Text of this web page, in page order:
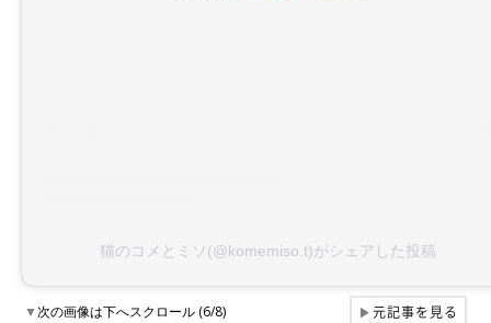
猫のコメとミソ(@komemiso.t)がシェアした投稿
▼次の画像は下へスクロール (6/8) ▶元記事を見る